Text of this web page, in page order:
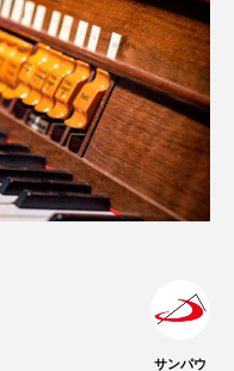
サンパウ